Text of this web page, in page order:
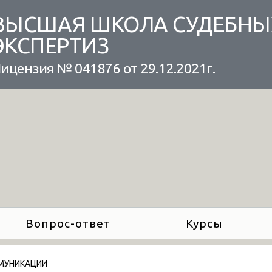
ШКОЛА
№ 041876 от 29.12.2021г.
Вопрос-ответ Курсы